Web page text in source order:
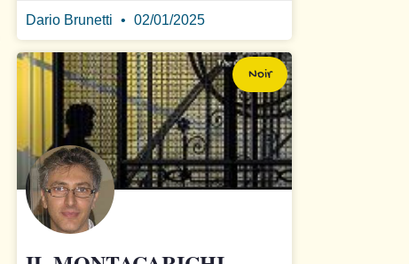
Dario Brunetti 02/01/2025
Noir